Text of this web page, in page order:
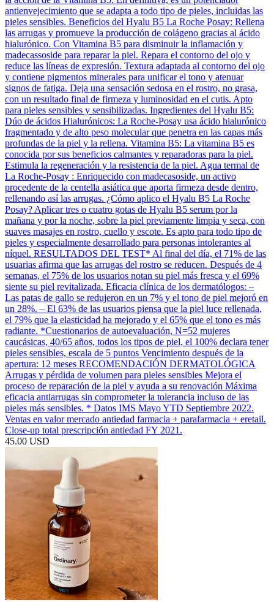
antienvejecimiento que se adapta a todo tipo de pieles, incluidas las
pieles sensibles. Beneficios del Hyalu B5 La Roche Posay: Rellena
las arrugas y promueve la producción de colágeno gracias al ácido
hialurónico. Con Vitamina B5 para disminuir la inflamación y
madecassoside para reparar la piel. Repara el contorno del ojo y
reduce las líneas de expresión. Textura adaptada al contorno del ojo
y contiene pigmentos minerales para unificar el tono y atenuar
signos de fatiga. Deja una sensación sedosa en el rostro, no grasa,
con un resultado final de firmeza y luminosidad en el cutis. Apto
para pieles sensibles y sensibilizadas. Ingredientes del Hyalu B5:
Dúo de ácidos Hialurónicos: La Roche-Posay usa ácido hialurónico
fragmentado y de alto peso molecular que penetra en las capas más
profundas de la piel y la rellena. Vitamina B5: La vitamina B5 es
conocida por sus beneficios calmantes y reparadoras para la piel.
Estimula la regeneración y la resistencia de la piel. Agua termal de
La Roche-Posay : Enriquecido con madecasoside, un activo
procedente de la centella asiática que aporta firmeza desde dentro,
rellenando así las arrugas. ¿Cómo aplico el Hyalu B5 La Roche
Posay? Aplicar tres o cuatro gotas de Hyalu B5 serum por la
mañana y por la noche, sobre la piel previamente limpia y seca, con
suaves masajes en rostro, cuello y escote. Es apto para todo tipo de
pieles y especialmente desarrollado para personas intolerantes al
níquel. RESULTADOS DEL TEST* Al final del día, el 71% de las
usuarias afirma que las arrugas del rostro se reducen. Después de 4
semanas, el 75% de los usuarios notan su piel más fresca y el 69%
siente su piel revitalizada. Eficacia clínica de los dermatólogos: –
Las patas de gallo se redujeron en un 7% y el tono de piel mejoró en
un 28%. – El 63% de las usuarios piensa que la piel luce rellenada,
el 79% que la elasticidad ha mejorado y el 65% que el tono es más
radiante. *Cuestionarios de autoevaluación, N=52 mujeres
caucásicas, 40/65 años, todos los tipos de piel, el 100% declara tener
pieles sensibles, escala de 5 puntos Vencimiento después de la
apertura: 12 meses RECOMENDACIÓN DERMATOLÓGICA
Arrugas y pérdida de volumen para pieles sensibles Mejora el
proceso de reparación de la piel y ayuda a su renovación Máxima
eficacia antiarrugas sin comprometer la tolerancia incluso de las
pieles más sensibles. * Datos IMS Mayo YTD Septiembre 2022.
Ventas en valor mercado antiedad farmacia + parafarmacia + eretail.
Close-up total prescripción antiedad FY 2021.
45.00 USD